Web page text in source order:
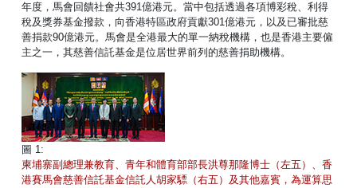
年度，馬會回饋社會共391億港元。當中包括透過各項博彩稅、利得
稅及獎券基金撥款，向香港特區政府貢獻301億港元，以及已審批慈
善捐款90億港元。馬會是全港最大的單一納稅機構，也是香港主要僱
主之一，其慈善信託基金是位居世界前列的慈善捐助機構。
圖 1:
柬埔寨副總理兼教育、青年和體育部部長洪尊那隆博士（左五）、香
港賽馬會慈善信託基金信託人胡家驃（右五）及其他嘉賓，為運算思